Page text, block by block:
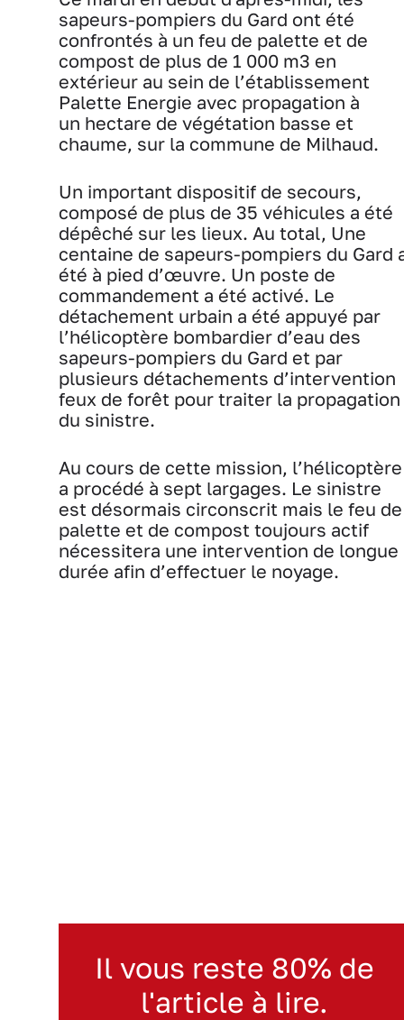
sapeurs-pompiers du Gard ont été
confrontés à un feu de palette et de
compost de plus de 1 000 m3 en
extérieur au sein de l’établissement
Palette Energie avec propagation à
un hectare de végétation basse et
chaume, sur la commune de Milhaud.
Un important dispositif de secours,
composé de plus de 35 véhicules a été
dépêché sur les lieux. Au total, Une
centaine de sapeurs-pompiers du Gard
été à pied d’œuvre. Un poste de
commandement a été activé. Le
détachement urbain a été appuyé par
l’hélicoptère bombardier d’eau des
sapeurs-pompiers du Gard et par
plusieurs détachements d’intervention
feux de forêt pour traiter la propagation
du sinistre.
Au cours de cette mission, l’hélicoptère
a procédé à sept largages. Le sinistre
est désormais circonscrit mais le feu de
palette et de compost toujours actif
nécessitera une intervention de longue
durée afin d’effectuer le noyage.
Il vous reste 80% de
l'article à lire.